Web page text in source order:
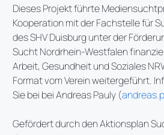
Dieses Projekt führte
Kooperation mit der Fachstelle für
des SHV Duisburg unter der
Sucht Nordrhein-Westfalen
Arbeit, Gesundheit und Soziales
Format vom Verein weitergeführt.
Sie bei bei Andreas Pauly (
Gefördert durch den Aktionsplan